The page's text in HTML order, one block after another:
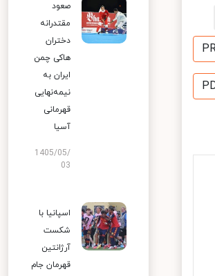
صعود
مقتدرانه
دختران
هاکی چمن
ایران به
نیمه‌نهایی
قهرمانی
آسیا
1405/05/
03
اسپانیا با
شکست
آرژانتین
قهرمان جام